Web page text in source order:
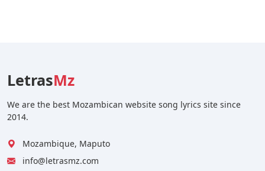
LetrasMz
We are the best Mozambican website song lyrics site since
2014.
Mozambique, Maputo
info@letrasmz.com